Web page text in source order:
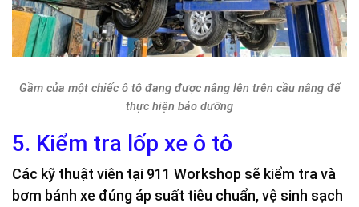
Gầm của một chiếc ô tô đang được nâng lên trên cầu nâng để
thực hiện bảo dưỡng
5. Kiểm tra lốp xe ô tô
Các kỹ thuật viên tại 911 Workshop sẽ kiểm tra và
bơm bánh xe đúng áp suất tiêu chuẩn, vệ sinh sạch